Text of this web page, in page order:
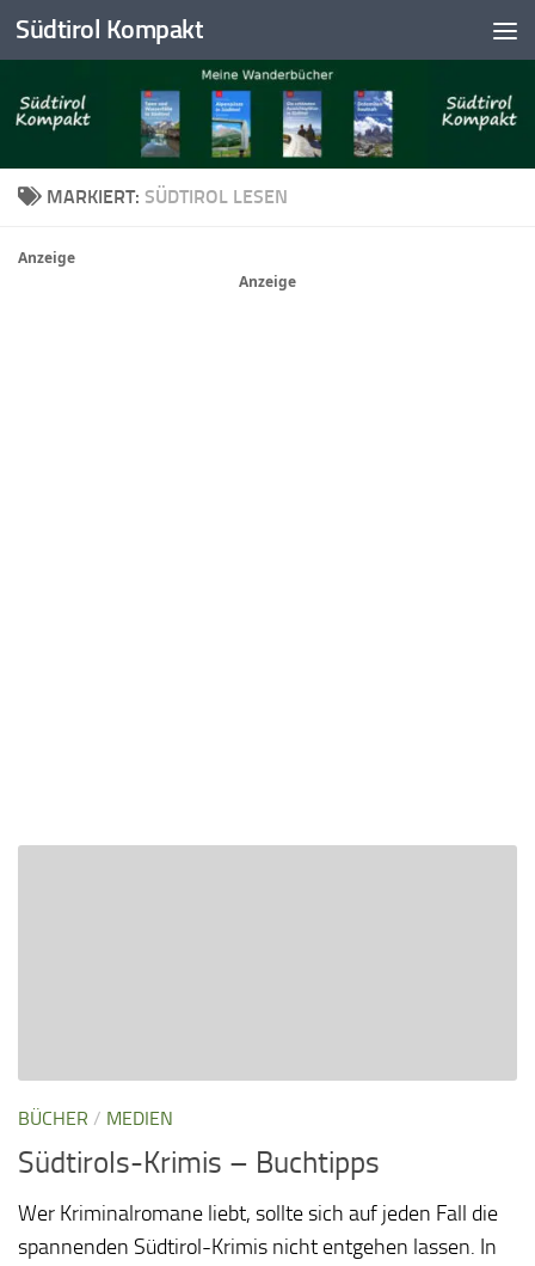
Skip to content
Südtirol Kompakt
MARKIERT: SÜDTIROL LESEN
Anzeige
Anzeige
BÜCHER / MEDIEN
Südtirols-Krimis – Buchtipps
Wer Kriminalromane liebt, sollte sich auf jeden Fall die
spannenden Südtirol-Krimis nicht entgehen lassen. In